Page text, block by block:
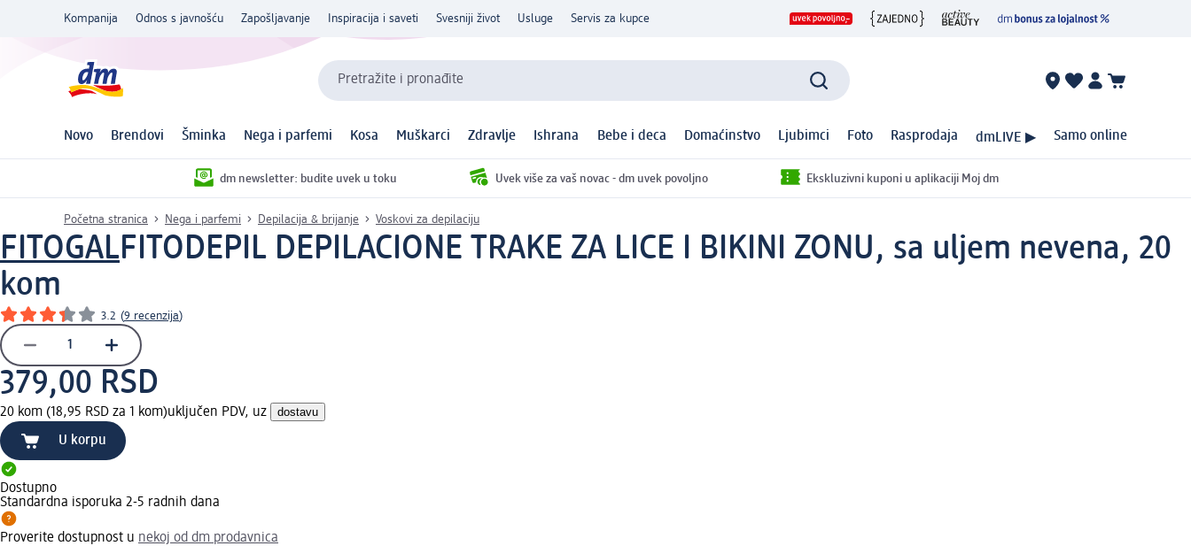
Kompanija Odnos s javnošću Zapošljavanje Inspiracija i saveti Svesniji život Usluge Servis za kupce
Pretražite i pronađite
Novo Brendovi Šminka Nega i parfemi Kosa Muškarci Zdravlje Ishrana Bebe i deca Domaćinstvo Ljubimci Foto Rasprodaja dmLIVE ▶ Samo online
dm newsletter: budite uvek u toku Uvek više za vaš novac - dm uvek povoljno Ekskluzivni kuponi u aplikaciji Moj dm
Početna stranica Nega i parfemi Depilacija & brijanje Voskovi za depilaciju
FITOGALFITODEPIL DEPILACIONE TRAKE ZA LICE I BIKINI ZONU, sa uljem nevena, 20
kom
3.2 (9 recenzija)
379,00 RSD
20 kom (18,95 RSD za 1 kom)uključen PDV, uz dostavu
U korpu
Dostupno
Standardna isporuka 2-5 radnih dana
Proverite dostupnost u nekoj od dm prodavnica